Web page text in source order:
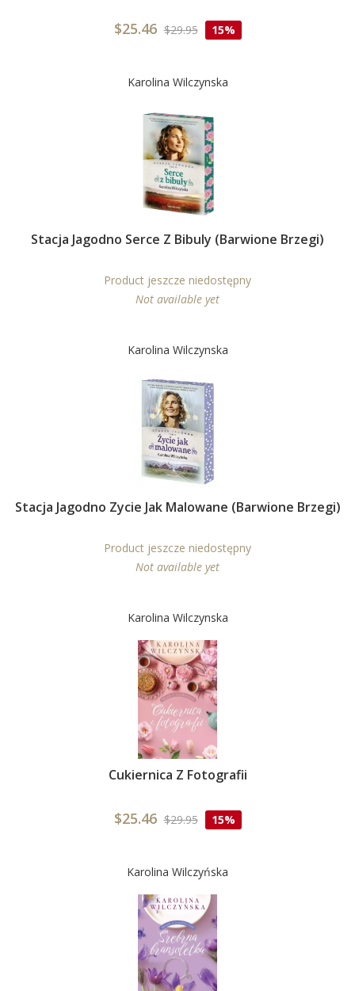
$25.46 $29.95 15%
Karolina Wilczynska
Stacja Jagodno Serce Z Bibuly (barwione Brzegi)
Product jeszcze niedostępny
Not available yet
Karolina Wilczynska
Stacja Jagodno Zycie Jak Malowane (barwione Brzegi)
Product jeszcze niedostępny
Not available yet
Karolina Wilczynska
Cukiernica Z Fotografii
$25.46 $29.95 15%
Karolina Wilczyńska